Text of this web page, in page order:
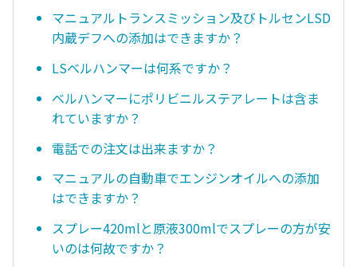
マニュアルトランスミッション及びトルセンLSD
内蔵デフへの添加はできますか？
LSベルハンマーは何系ですか？
ベルハンマーにポリビニルステアレートは含ま
れていますか？
電話での注文は出来ますか？
マニュアルの自動車でエンジンオイルへの添加
はできますか？
スプレー420mlと原液300mlでスプレーの方が安
いのは何故ですか？